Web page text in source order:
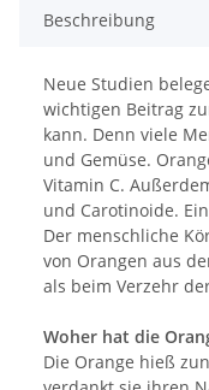
Beschreibung
Neue Studien
wichtigen Beitrag
kann. Denn viele
und Gemüse.
Vitamin C.
und Carotinoide.
Der menschliche
von Orangen aus
als beim Verzehr
Woher hat die
Die Orange hieß